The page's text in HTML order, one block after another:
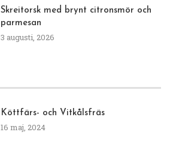
Skreitorsk med brynt citronsmör och
parmesan
3 augusti, 2026
Köttfärs- och Vitkålsfräs
16 maj, 2024